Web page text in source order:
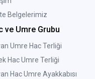
Belgelerimiz
ve Umre Grubu
Umre Hac Terliği
Hac Umre Terliği
Hac Umre Ayakkabısı